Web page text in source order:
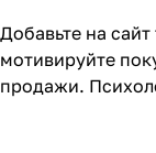
Добавьте на
мотивируйте
продажи.